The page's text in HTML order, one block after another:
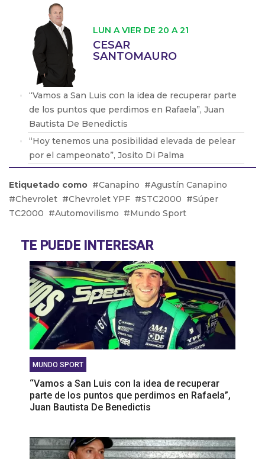
LUN A VIER DE 20 A 21
CESAR
SANTOMAURO
‘‘Vamos a San Luis con la idea de recuperar parte
de los puntos que perdimos en Rafaela”, Juan
Bautista De Benedictis
‘‘Hoy tenemos una posibilidad elevada de pelear
por el campeonato”, Josito Di Palma
porque lo que hicimos fue cumplir con el
reglamento”, Carlos Zanotti
‘‘Rossi está esperando que la nueva resolución lo
Darío Ramonda
‘‘Siempre estoy ilusionado con la posibilidad de ir
a correr al exterior”, Julián Santero
Etiquetado como Canapino
Agustín Canapino
Chevrolet
Chevrolet YPF STC2000
Súper
TC2000
Automovilismo Mundo Sport
TE PUEDE INTERESAR
MUNDO SPORT
‘‘Vamos a San Luis con la idea de recuperar
parte de los puntos que perdimos en Rafaela”,
Juan Bautista De Benedictis